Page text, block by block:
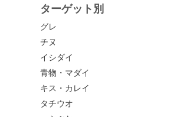
ターゲット別
グレ
チヌ
イシダイ
青物・マダイ
キス・カレイ
タチウオ